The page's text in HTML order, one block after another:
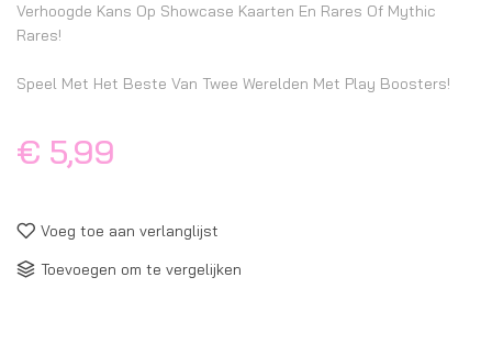
Verhoogde Kans Op Showcase Kaarten En Rares Of Mythic
Rares!
Speel Met Het Beste Van Twee Werelden Met Play Boosters!
€ 5,99
Voeg toe aan verlanglijst
Toevoegen om te vergelijken